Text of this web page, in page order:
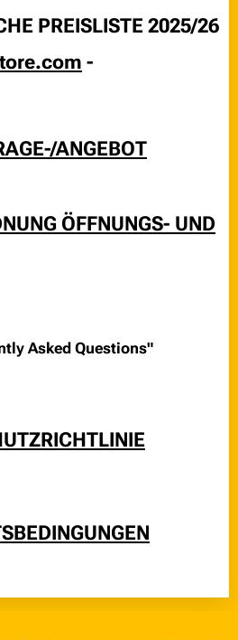
PREISLISTE 2025/26
-
ANGEBOT
ÖFFNUNGS- UND
Asked Questions"